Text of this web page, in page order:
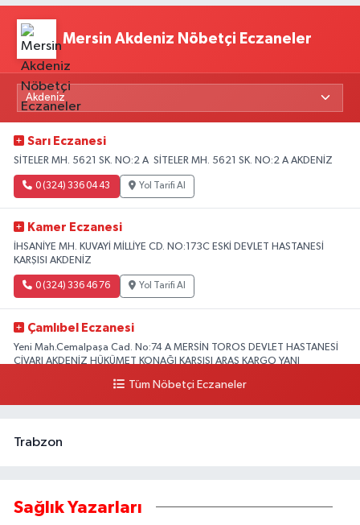
Mersin Akdeniz Nöbetçi Eczaneler
Sarı Eczanesi
SİTELER MH. 5621 SK. NO:2 A SİTELER MH. 5621 SK. NO:2 A AKDENİZ
0 (324) 336 04 43 Yol Tarifi Al
Kamer Eczanesi
İHSANİYE MH. KUVAYİ MİLLİYE CD. NO:173C ESKİ DEVLET HASTANESİ
KARŞISI AKDENİZ
0 (324) 336 46 76 Yol Tarifi Al
Çamlıbel Eczanesi
Yeni Mah.Cemalpaşa Cad. No:74 A MERSİN TOROS DEVLET HASTANESİ
CİVARI AKDENİZ HÜKÜMET KONAĞI KARŞISI ARAS KARGO YANI
Yol Tarifi Al
Tüm Nöbetçi Eczaneler
Trabzon
Sağlık Yazarları